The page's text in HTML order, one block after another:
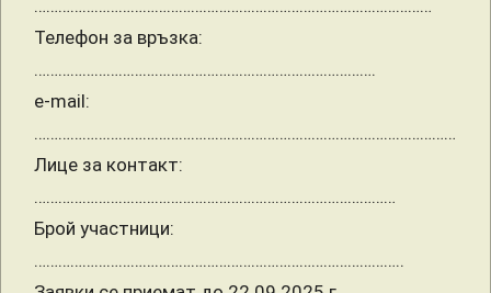
………………………………………………………………………………………
Телефон за връзка:
………………………………………………………………………….
e-mail:
……………………………………………………………………………………………
Лице за контакт:
………………………………………………………………………………
Брой участници:
………………………………………………………………………………..